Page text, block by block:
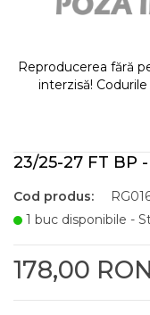
Reproducerea fără
interzisă!
23/25-27 FT BP
Cod produs:
1 buc disponibile -
178,00 RON